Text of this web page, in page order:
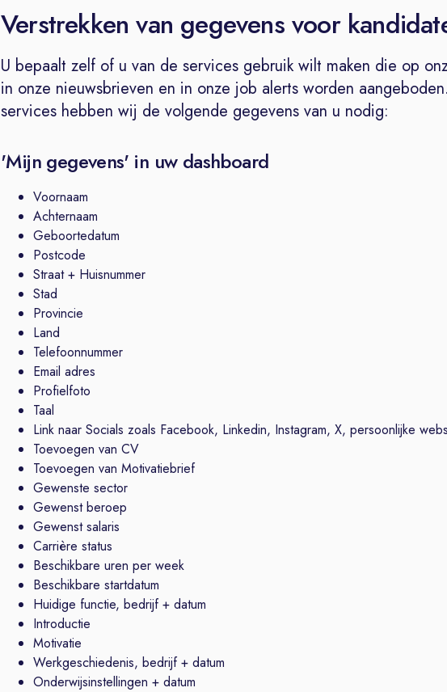
Verstrekken van gegevens voor
U bepaalt zelf of u van de services gebruik wilt maken die op
in onze nieuwsbrieven en in onze job alerts worden
services hebben wij de volgende gegevens van u nodig:
'Mijn gegevens' in uw dashboard
Voornaam
Achternaam
Geboortedatum
Postcode
Straat + Huisnummer
Stad
Provincie
Land
Telefoonnummer
Email adres
Profielfoto
Taal
Link naar Socials zoals Facebook, Linkedin, Instagram, X, persoonlijke
Toevoegen van CV
Toevoegen van Motivatiebrief
Gewenste sector
Gewenst beroep
Gewenst salaris
Carrière status
Beschikbare uren per week
Beschikbare startdatum
Huidige functie, bedrijf + datum
Introductie
Motivatie
Werkgeschiedenis, bedrijf + datum
Onderwijsinstellingen + datum